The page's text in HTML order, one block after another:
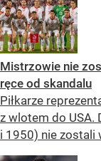
Mistrzowie nie
ręce od skandalu
Piłkarze
z wlotem do
i 1950) nie zostali